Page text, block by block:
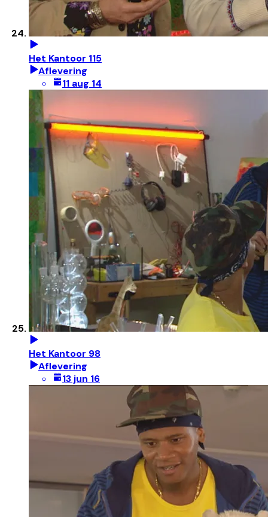
Het Kantoor 115
Aflevering
11 aug 14
Het Kantoor 98
Aflevering
13 jun 16